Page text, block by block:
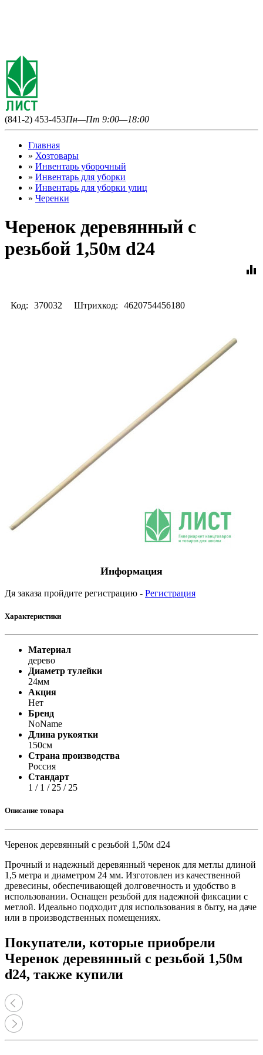
(841-2) 453-453Пн—Пт 9:00—18:00
Главная
» Хозтовары
» Инвентарь уборочный
» Инвентарь для уборки
» Инвентарь для уборки улиц
» Черенки
Черенок деревянный с
резьбой 1,50м d24
equalizer
Код: 370032 Штрихкод: 4620754456180
Информация
Дя заказа пройдите регистрацию - Регистрация
Характеристики
Материал
дерево
Диаметр тулейки
24мм
Акция
Нет
Бренд
NoName
Длина рукоятки
150см
Страна производства
Россия
Стандарт
1 / 1 / 25 / 25
Описание товара
Черенок деревянный с резьбой 1,50м d24
Прочный и надежный деревянный черенок для метлы длиной
1,5 метра и диаметром 24 мм. Изготовлен из качественной
древесины, обеспечивающей долговечность и удобство в
использовании. Оснащен резьбой для надежной фиксации с
метлой. Идеально подходит для использования в быту, на даче
или в производственных помещениях.
Покупатели, которые приобрели
Черенок деревянный с резьбой 1,50м
d24, также купили